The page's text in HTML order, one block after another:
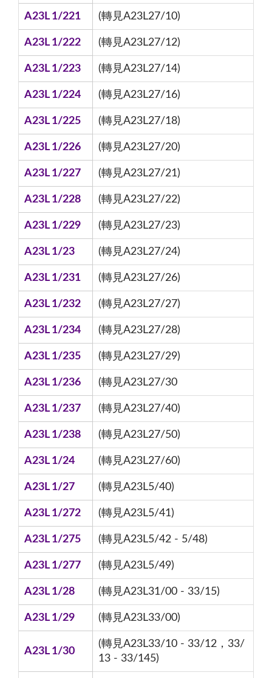
A23L 1/221 (轉見A23L27/10)
A23L 1/222 (轉見A23L27/12)
A23L 1/223 (轉見A23L27/14)
A23L 1/224 (轉見A23L27/16)
A23L 1/225 (轉見A23L27/18)
A23L 1/226 (轉見A23L27/20)
A23L 1/227 (轉見A23L27/21)
A23L 1/228 (轉見A23L27/22)
A23L 1/229 (轉見A23L27/23)
A23L 1/23 (轉見A23L27/24)
A23L 1/231 (轉見A23L27/26)
A23L 1/232 (轉見A23L27/27)
A23L 1/234 (轉見A23L27/28)
A23L 1/235 (轉見A23L27/29)
A23L 1/236 (轉見A23L27/30
A23L 1/237 (轉見A23L27/40)
A23L 1/238 (轉見A23L27/50)
A23L 1/24 (轉見A23L27/60)
A23L 1/27 (轉見A23L5/40)
A23L 1/272 (轉見A23L5/41)
A23L 1/275 (轉見A23L5/42 - 5/48)
A23L 1/277 (轉見A23L5/49)
A23L 1/28 (轉見A23L31/00 - 33/15)
A23L 1/29 (轉見A23L33/00)
A23L 1/30
(轉見A23L33/10 - 33/12，33/
13 - 33/145)